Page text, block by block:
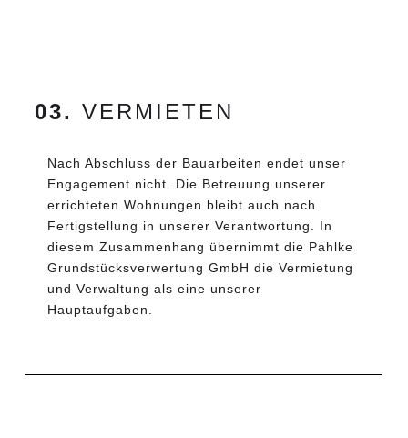
03. VERMIETEN
Nach Abschluss der Bauarbeiten endet unser
Engagement nicht. Die Betreuung unserer
errichteten Wohnungen bleibt auch nach
Fertigstellung in unserer Verantwortung. In
diesem Zusammenhang übernimmt die Pahlke
Grundstücksverwertung GmbH die Vermietung
und Verwaltung als eine unserer
Hauptaufgaben.